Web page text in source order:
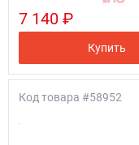
7 140 ₽
Купить
Код товара #58952